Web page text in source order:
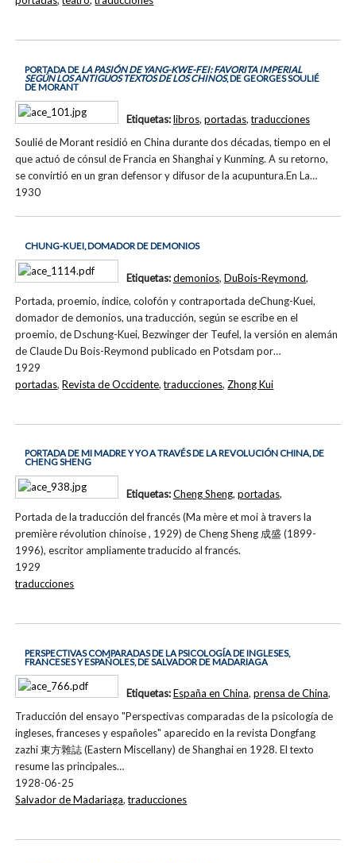
PORTADA DE LA PASIÓN DE YANG-KWE-FEI: FAVORITA IMPERIAL
SEGÚN LOS ANTIGUOS TEXTOS DE LOS CHINOS, DE GEORGES SOULIÉ
DE MORANT
Soulié de Morant residió en China durante dos décadas, tiempo en el
que actuó de cónsul de Francia en Shanghai y Kunming. A su retorno,
se convirtió en un gran defensor y difusor de la acupuntura.En La…
1930
Etiquetas:libros, portadas,traducciones
CHUNG-KUEI, DOMADOR DE DEMONIOS
Portada, proemio, índice, colofón y contraportada deChung-Kuei,
domador de demonios, una traducción, según se escribe en el
proemio, de Dschung-Kuei, Bezwinger der Teufel, la versión en alemán
de Claude Du Bois-Reymond publicado en Potsdam por…
1929
Etiquetas:demonios, DuBois-Reymond,
portadas,Revista de Occidente,traducciones, Zhong Kui
PORTADA DE MI MADRE Y YO A TRAVÉS DE LA REVOLUCIÓN CHINA, DE
CHENG SHENG
Portada de la traducción del francés (Ma mère et moi à travers la
première révolution chinoise , 1929) de Cheng Sheng 成盛 (1899-
1996), escritor ampliamente traducido al francés.
1929
Etiquetas:Cheng Sheng, portadas,
traducciones
PERSPECTIVAS COMPARADAS DE LA PSICOLOGÍA DE INGLESES,
FRANCESES Y ESPAÑOLES, DE SALVADOR DE MADARIAGA
Traducción del ensayo "Perspectivas comparadas de la psicología de
ingleses, franceses y españoles" aparecido en la revista Dongfang
zazhi 東方雜誌 (Eastern Miscellany) de Shanghai en 1928. El texto
resume las principales…
1928-06-25
Etiquetas:España en China, prensa de China,
Salvador de Madariaga,traducciones